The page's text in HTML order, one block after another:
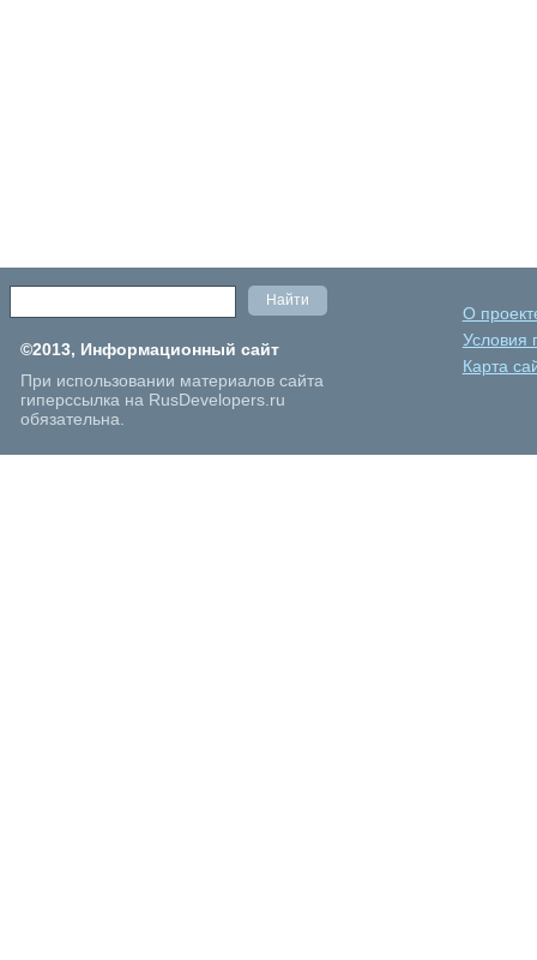
©2013, Информационный сайт
При использовании материалов сайта
гиперссылка на RusDevelopers.ru
обязательна.
О
Условия
Карта